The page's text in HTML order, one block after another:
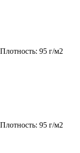
Плотность: 95 г/м2
Плотность: 95 г/м2